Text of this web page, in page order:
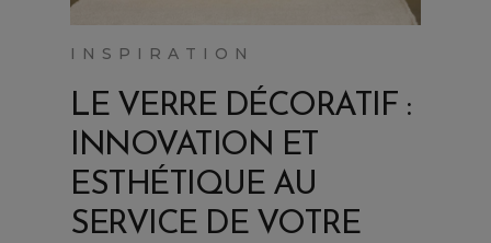
INSPIRATION
LE VERRE DÉCORATIF :
INNOVATION ET
ESTHÉTIQUE AU
SERVICE DE VOTRE